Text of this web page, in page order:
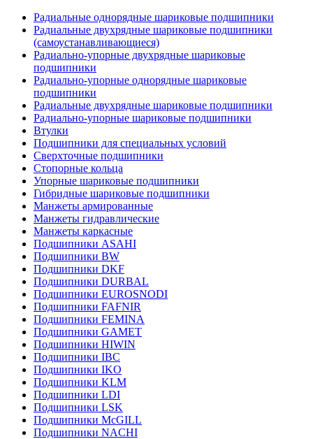
Радиальные однорядные шариковые подшипники
Радиальные двухрядные шариковые подшипники
(самоустанавливающиеся)
Радиально-упорные двухрядные шариковые
подшипники
Радиально-упорные однорядные шариковые
подшипники
Радиальные двухрядные шариковые подшипники
Радиально-упорные шариковые подшипники
Втулки
Подшипники для специальных условий
Сверхточные подшипники
Стопорные кольца
Упорные шариковые подшипники
Гибридные шариковые подшипники
Манжеты армированные
Манжеты гидравлические
Манжеты каркасные
Подшипники ASAHI
Подшипники BW
Подшипники DKF
Подшипники DURBAL
Подшипники EUROSNODI
Подшипники FAFNIR
Подшипники FEMINA
Подшипники GAMET
Подшипники HIWIN
Подшипники IBC
Подшипники IKO
Подшипники KLM
Подшипники LDI
Подшипники LSK
Подшипники McGILL
Подшипники NACHI